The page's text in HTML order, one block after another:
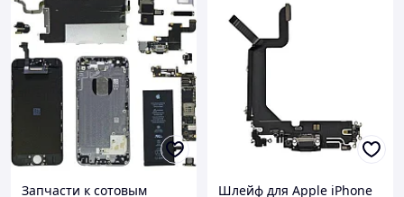
Запчасти к сотовым
Шлейф для Apple iPhone